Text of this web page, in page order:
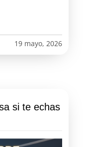
19 mayo, 2026
si te echas